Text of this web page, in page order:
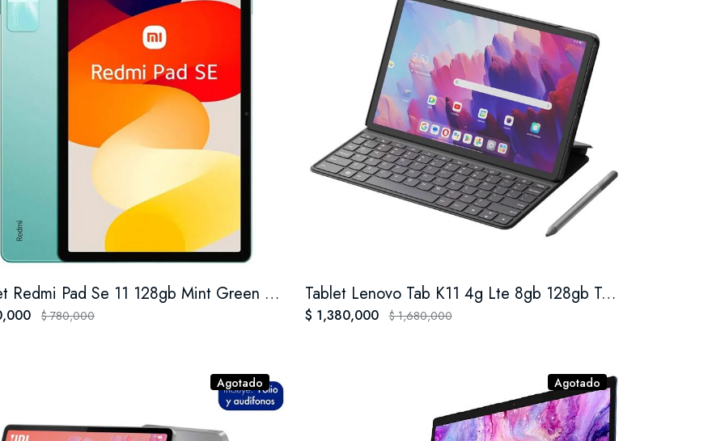
Tablet Redmi Pad Se 11 128gb Mint Green Y 4gb De Ram
$ 780,000
Tablet Lenovo Tab K11 4g Lte 8gb 128gb Teclado + Pen Color Luna Grey
$ 1,380,000 $ 1,680,000
Agotado Agotado